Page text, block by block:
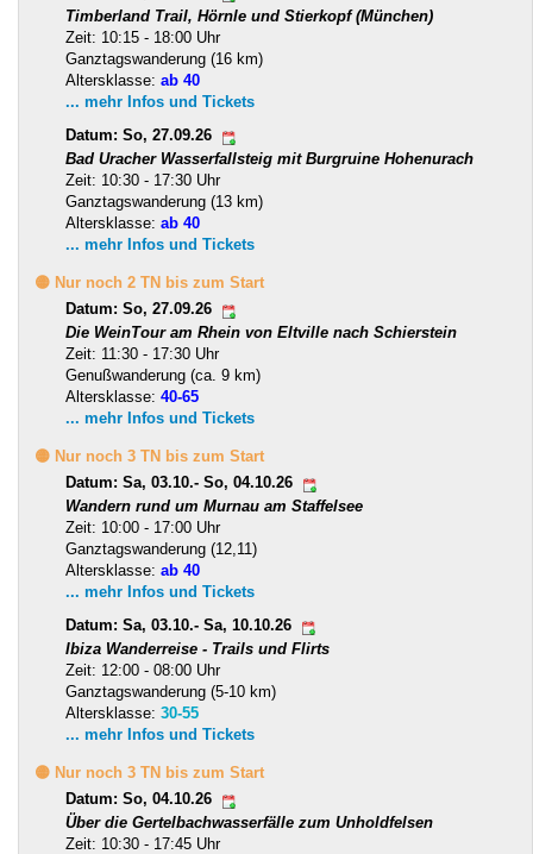
Timberland Trail, Hörnle und Stierkopf (München)
Zeit: 10:15 - 18:00 Uhr
Ganztagswanderung (16 km)
Altersklasse: ab 40
... mehr Infos und Tickets
Datum: So, 27.09.26
Bad Uracher Wasserfallsteig mit Burgruine Hohenurach
Zeit: 10:30 - 17:30 Uhr
Ganztagswanderung (13 km)
Altersklasse: ab 40
... mehr Infos und Tickets
🟡 Nur noch 2 TN bis zum Start
Datum: So, 27.09.26
Die WeinTour am Rhein von Eltville nach Schierstein
Zeit: 11:30 - 17:30 Uhr
Genußwanderung (ca. 9 km)
Altersklasse: 40-65
... mehr Infos und Tickets
🟡 Nur noch 3 TN bis zum Start
Datum: Sa, 03.10.- So, 04.10.26
Wandern rund um Murnau am Staffelsee
Zeit: 10:00 - 17:00 Uhr
Ganztagswanderung (12,11)
Altersklasse: ab 40
... mehr Infos und Tickets
Datum: Sa, 03.10.- Sa, 10.10.26
Ibiza Wanderreise - Trails und Flirts
Zeit: 12:00 - 08:00 Uhr
Ganztagswanderung (5-10 km)
Altersklasse: 30-55
... mehr Infos und Tickets
🟡 Nur noch 3 TN bis zum Start
Datum: So, 04.10.26
Über die Gertelbachwasserfälle zum Unholdfelsen
Zeit: 10:30 - 17:45 Uhr